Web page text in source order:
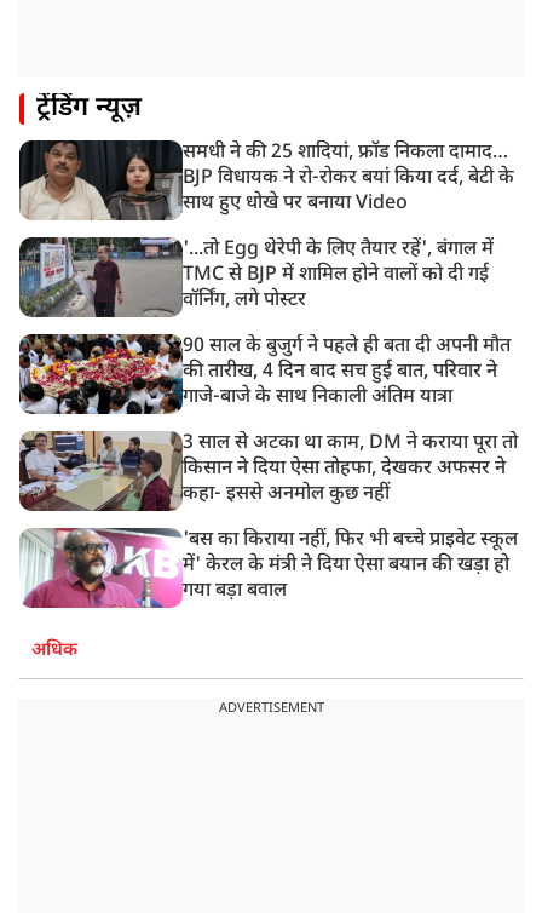
PM मोदी को आया अमेरिकी उपराष्ट्रपति जेडी वेंस का फोन,
8:23 AM
रांची: छात्रों और झारखंड सरकार के बीच आज होगी तीसरे दौर
की बातचीत
ट्रेंडिंग न्यूज़
समधी ने की 25 शादियां, फ्रॉड निकला दामाद…
BJP विधायक ने रो-रोकर बयां किया दर्द, बेटी के
साथ हुए धोखे पर बनाया Video
'...तो Egg थेरेपी के लिए तैयार रहें', बंगाल में
TMC से BJP में शामिल होने वालों को दी गई
वॉर्निंग, लगे पोस्टर
90 साल के बुजुर्ग ने पहले ही बता दी अपनी मौत
की तारीख, 4 दिन बाद सच हुई बात, परिवार ने
गाजे-बाजे के साथ निकाली अंतिम यात्रा
3 साल से अटका था काम, DM ने कराया पूरा तो
किसान ने दिया ऐसा तोहफा, देखकर अफसर ने
कहा- इससे अनमोल कुछ नहीं
'बस का किराया नहीं, फिर भी बच्चे प्राइवेट स्कूल
में' केरल के मंत्री ने दिया ऐसा बयान की खड़ा हो
गया बड़ा बवाल
अधिक
ADVERTISEMENT